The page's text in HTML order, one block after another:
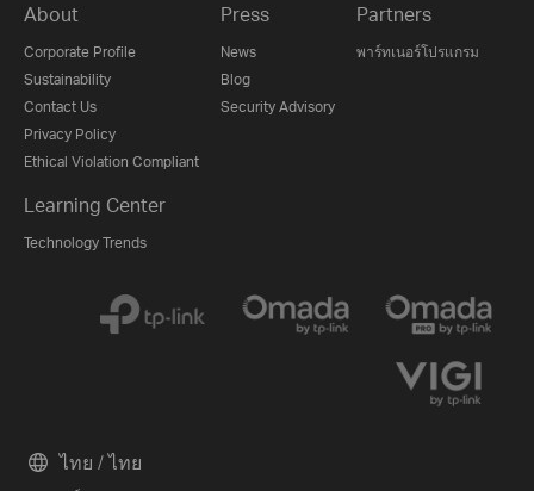
About
Corporate Profile
Sustainability
Contact Us
Privacy Policy
Ethical Violation Compliant
Press
News
Blog
Security Advisory
Partners
พาร์ทเนอร์โปรแกรม
Learning Center
Technology Trends
ไทย / ไทย